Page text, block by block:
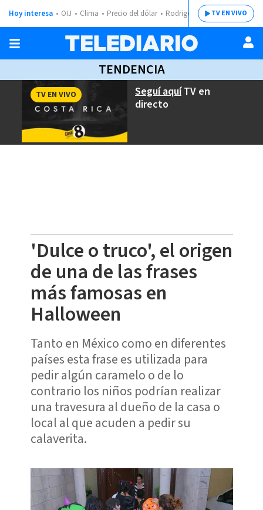
Hoy interesa OIJ Clima Precio del dólar Rodrigo ChavesTV EN VIVO
TENDENCIA
Seguí aquíTV en
directo
TV EN VIVO
'Dulce o truco', el origen
de una de las frases
más famosas en
Halloween
Tanto en México como en diferentes
países esta frase es utilizada para
pedir algún caramelo o de lo
contrario los niños podrían realizar
una travesura al dueño de la casa o
local al que acuden a pedir su
calaverita.